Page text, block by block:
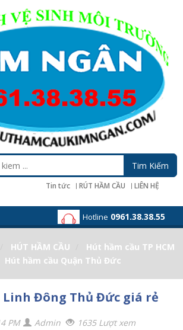
Tin tức RÚT HẦM CẦU LIÊN HỆ
Hotline 0961.38.38.55
HÚT HẦM CẦU
Hút hầm cầu TP HCM
Hút hầm cầu Quận Thủ Đức
Linh Đông Thủ Đức giá rẻ
PM Admin 1635 Lượt xem